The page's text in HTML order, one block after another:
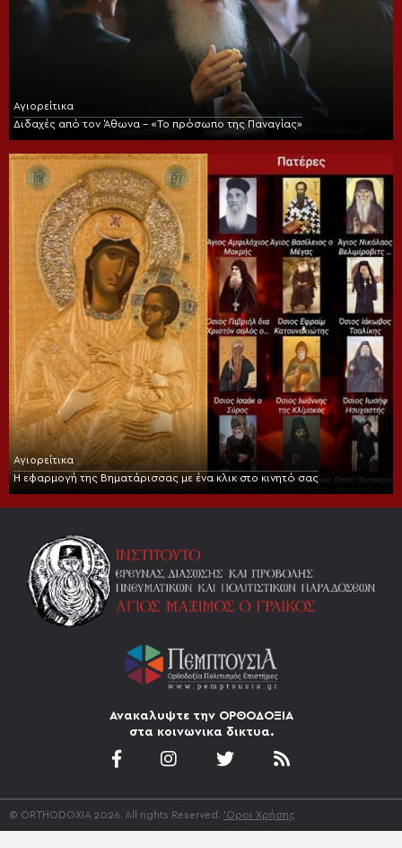
Αγιορείτικα
Διδαχές από τον Άθωνα – «Το πρόσωπο της Παναγίας»
Αγιορείτικα
Η εφαρμογή της Βηματάρισσας με ένα κλικ στο κινητό σας
Ανακαλυψτε την ΟΡΘΟΔΟΞΙΑ
στα κοινωνικα δικτυα.
© ORTHODOXIA 2026. All rights Reserved. 'Οροι Χρήσης